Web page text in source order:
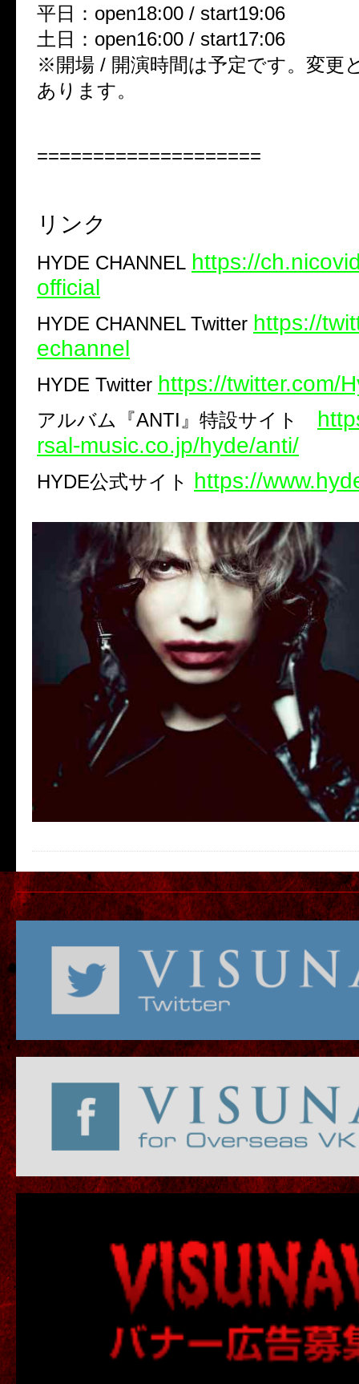
平日： open18:00 / start19:06
土日： open16:00 / start17:06
※ 開場 / 開演時間は予定です。変更
あります。
====================
リンク
HYDE CHANNEL https://
official
HYDE CHANNEL Twitter https://
echannel
HYDE Twitter https://twitter.com/
アルバム『ANTI』特設サイト
rsal-music.co.jp/hyde/anti/
HYDE公式サイト https://